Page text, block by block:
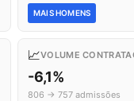
MAIS HOMENS
📈VOLUME
-6,1%
806 → 757 admissões